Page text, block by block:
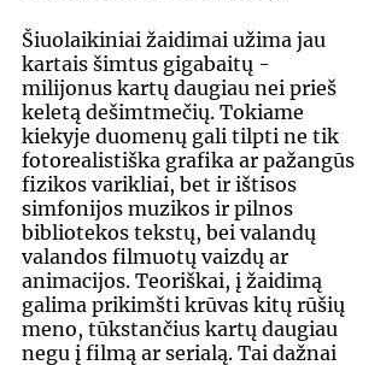
Šiuolaikiniai žaidimai užima jau
kartais šimtus gigabaitų -
milijonus kartų daugiau nei prieš
keletą dešimtmečių. Tokiame
kiekyje duomenų gali tilpti ne tik
fotorealistiška grafika ar pažangūs
fizikos varikliai, bet ir ištisos
simfonijos muzikos ir pilnos
bibliotekos tekstų, bei valandų
valandos filmuotų vaizdų ar
animacijos. Teoriškai, į žaidimą
galima prikimšti krūvas kitų rūšių
meno, tūkstančius kartų daugiau
negu į filmą ar serialą. Tai dažnai